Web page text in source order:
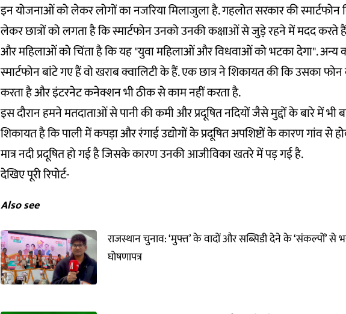
इन योजनाओं को लेकर लोगों का नजरिया मिलाजुला है. गहलोत सरकार की स्मार्टफोन
लेकर छात्रों को लगता है कि स्मार्टफोन उनको उनकी कक्षाओं से जुड़े रहने में मदद करते
और महिलाओं को चिंता है कि यह "युवा महिलाओं और विधवाओं को भटका देगा". अन्य
स्मार्टफोन बांटे गए हैं वो खराब क्वालिटी के हैं. एक छात्र ने शिकायत की कि उसका
करता है और इंटरनेट कनेक्शन भी ठीक से काम नहीं करता है.
इस दौरान हमने मतदाताओं से पानी की कमी और प्रदूषित नदियों जैसे मुद्दों के बारे में भी
शिकायत है कि पाली में कपड़ा और रंगाई उद्योगों के प्रदूषित अपशिष्टों के कारण गांव से
मात्र नदी प्रदूषित हो गई है जिसके कारण उनकी आजीविका खतरे में पड़ गई है.
देखिए पूरी रिपोर्ट-
Also see
राजस्थान चुनाव: ‘मुफ्त’ के वादों और सब्सिडी देने के ‘संकल्पों’ से
घोषणापत्र